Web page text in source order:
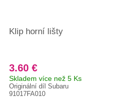
Klip horní lišty
3.60 €
Skladem více než 5 Ks
Originální díl Subaru
91017FA010